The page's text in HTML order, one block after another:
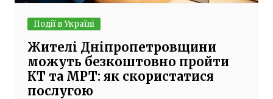
Події в Україні
Жителі Дніпропетровщини
можуть безкоштовно пройти
КТ та МРТ: як скористатися
послугою